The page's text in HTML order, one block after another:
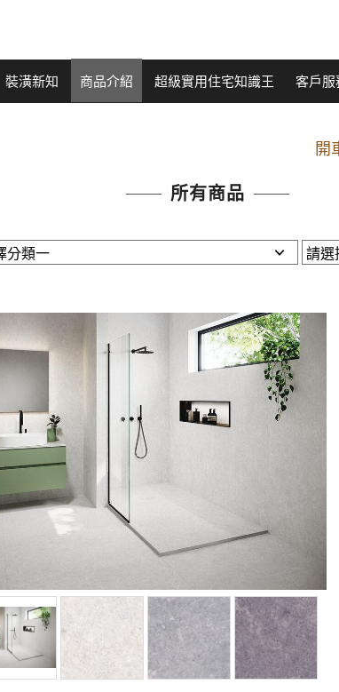
裝潢新知 商品介紹 超級實用住宅知識王 客戶服
捷運：
原Line已滿 無法加Line
捷運： 中
原Line已滿 無法加Line
所有商品